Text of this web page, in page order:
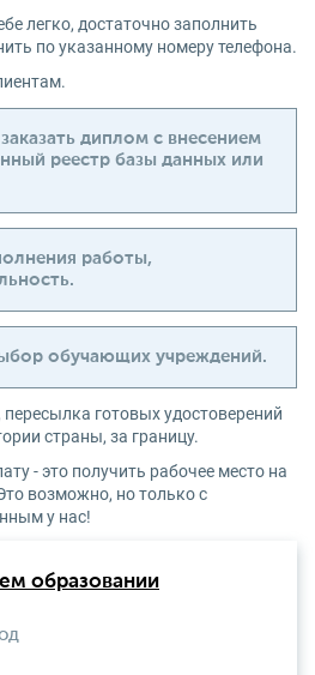
легко, достаточно заполнить
по указанному номеру телефона.
диплом с внесением
реестр базы данных или
работы,
обучающих учреждений.
готовых удостоверений
страны, за границу.
- это получить рабочее место на
возможно, но только с
у нас!
образовании